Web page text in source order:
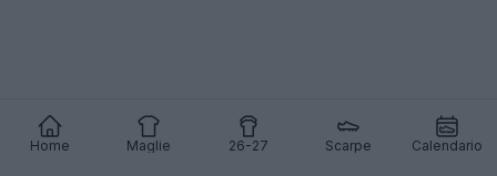
Home Maglie 26-27 Scarpe Calendario